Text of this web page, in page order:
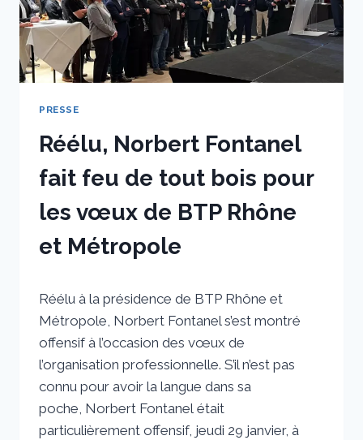
PRESSE
Réélu, Norbert Fontanel
fait feu de tout bois pour
les vœux de BTP Rhône
et Métropole
sstradiotto
Réélu à la présidence de BTP Rhône et
Métropole, Norbert Fontanel s’est montré
offensif à l’occasion des vœux de
l’organisation professionnelle. S’il n’est pas
connu pour avoir la langue dans sa
poche, Norbert Fontanel était
particulièrement offensif, jeudi 29 janvier, à